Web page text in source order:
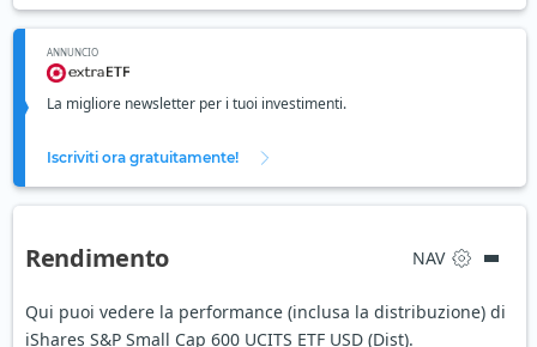
ANNUNCIO
La migliore newsletter per i tuoi investimenti.
Iscriviti ora gratuitamente!
Rendimento NAV
Qui puoi vedere la performance (inclusa la distribuzione) di
iShares S&P Small Cap 600 UCITS ETF USD (Dist).